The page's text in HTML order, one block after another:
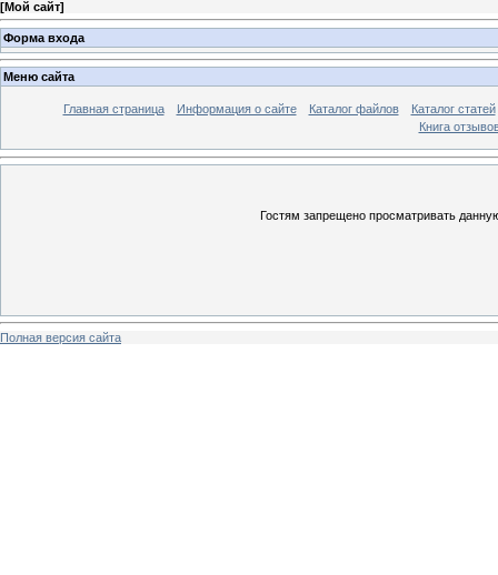
[Мой сайт]
Форма входа
Меню сайта
Главная страница Информация о сайте Каталог файлов
Каталог статей
Книга
Гостям запрещено просматривать
Полная версия сайта